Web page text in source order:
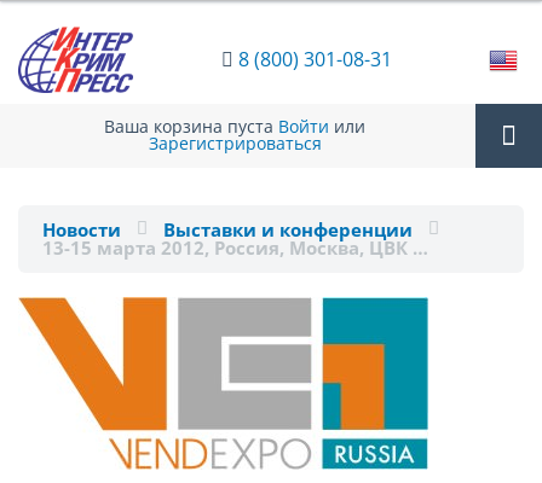
8 (800) 301-08-31
Ваша корзина пуста Войти или
Зарегистрироваться
Новости Выставки и конференции
13-15 марта 2012, Россия, Москва, ЦВК …